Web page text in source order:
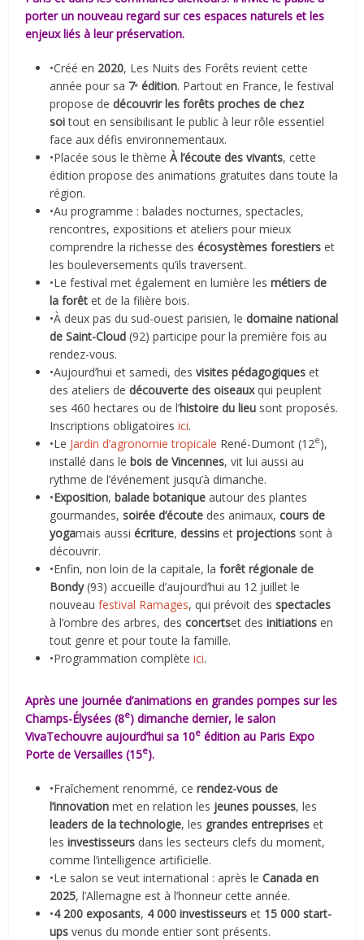
porter un nouveau regard sur ces espaces naturels et les
enjeux liés à leur préservation.
•Créé en 2020, Les Nuits des Forêts revient cette
année pour sa 7ᵉ édition. Partout en France, le festival
propose dedécouvrir les forêts proches de chez
soitout en sensibilisant le public à leur rôle essentiel
face aux défis environnementaux.
•Placée sous le thèmeÀ l’écoute des vivants, cette
édition propose des animations gratuites dans toute la
région.
•Au programme : balades nocturnes, spectacles,
rencontres, expositions et ateliers pour mieux
comprendre la richesse desécosystèmes forestiers et
les bouleversements qu’ils traversent.
•Le festival met également en lumière lesmétiers de
la forêt et de la filière bois.
•À deux pas du sud-ouest parisien, ledomaine national
de Saint-Cloud (92) participe pour la première fois au
rendez-vous.
•Aujourd’hui et samedi, desvisites pédagogiques et
des ateliers dedécouverte des oiseauxqui peuplent
ses 460 hectares ou de l’histoire du lieu sont proposés.
Inscriptions obligatoiresici.
•Le Jardin d’agronomie tropicale René-Dumont (12e),
installé dans lebois de Vincennes, vit lui aussi au
rythme de l’événement jusqu’à dimanche.
•Exposition, balade botanique autour des plantes
gourmandes,soirée d’écoute des animaux,cours de
yogamais aussiécriture, dessins etprojections sont à
découvrir.
•Enfin, non loin de la capitale, laforêt régionale de
Bondy(93) accueille d’aujourd’hui au 12 juillet le
nouveaufestival Ramages, qui prévoit des spectacles
à l’ombre des arbres, desconcertset desinitiations en
tout genre et pour toute la famille.
•Programmation complèteici.
Après une journée d’animations en grandes pompes sur les
Champs-Élysées (8e) dimanche dernier, le salon
VivaTechouvre aujourd’hui sa 10e édition au Paris Expo
Porte de Versailles (15e).
•Fraîchement renommé, cerendez-vous de
l’innovation met en relation les jeunes pousses, les
leaders de la technologie, les grandes entreprises et
lesinvestisseurs dans les secteurs clefs du moment,
comme l’intelligence artificielle.
•Le salon se veut international : après leCanada en
2025, l’Allemagne est à l’honneur cette année.
•4 200 exposants, 4 000 investisseurs et 15 000 start-
upsvenus du monde entier sont présents.